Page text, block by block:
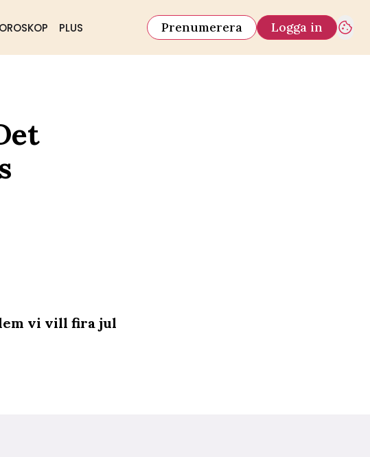
PLUS Prenumerera Logga in
vi vill fira jul